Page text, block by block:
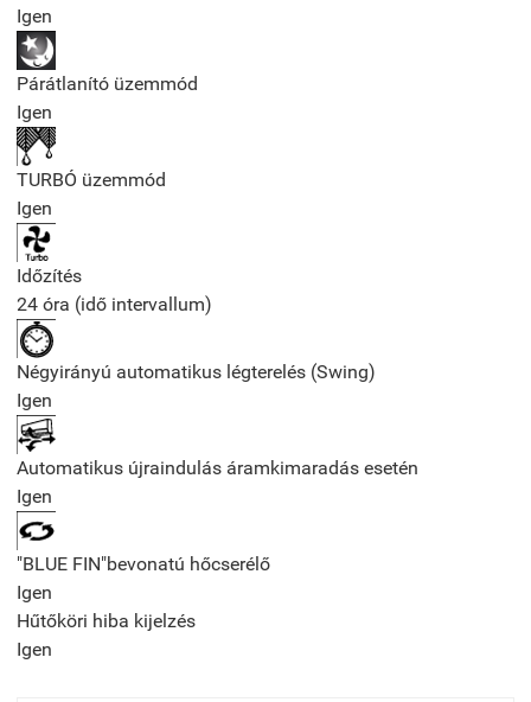
Igen
Párátlanító üzemmód
Igen
TURBÓ üzemmód
Igen
Időzítés
24 óra (idő intervallum)
Négyirányú automatikus légterelés (Swing)
Igen
Automatikus újraindulás áramkimaradás esetén
Igen
"BLUE FIN"bevonatú hőcserélő
Igen
Hűtőköri hiba kijelzés
Igen